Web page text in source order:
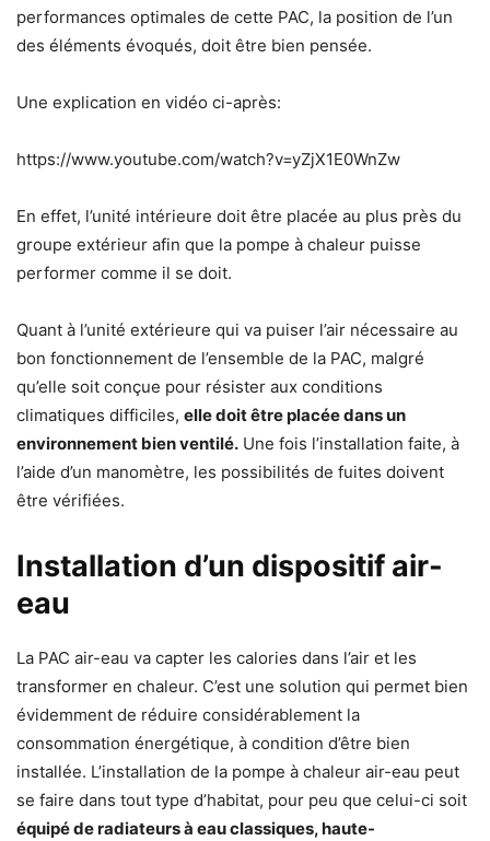
performances optimales de cette PAC, la position de l’un
des éléments évoqués, doit être bien pensée.
Une explication en vidéo ci-après:
https://www.youtube.com/watch?v=yZjX1E0WnZw
En effet, l’unité intérieure doit être placée au plus près du
groupe extérieur afin que la pompe à chaleur puisse
performer comme il se doit.
Quant à l’unité extérieure qui va puiser l’air nécessaire au
bon fonctionnement de l’ensemble de la PAC, malgré
qu’elle soit conçue pour résister aux conditions
climatiques difficiles, elle doit être placée dans un
environnement bien ventilé. Une fois l’installation faite, à
l’aide d’un manomètre, les possibilités de fuites doivent
être vérifiées.
Installation d’un dispositif air-
eau
La PAC air-eau va capter les calories dans l’air et les
transformer en chaleur. C’est une solution qui permet bien
évidemment de réduire considérablement la
consommation énergétique, à condition d’être bien
installée. L’installation de la pompe à chaleur air-eau peut
se faire dans tout type d’habitat, pour peu que celui-ci soit
équipé de radiateurs à eau classiques, haute-